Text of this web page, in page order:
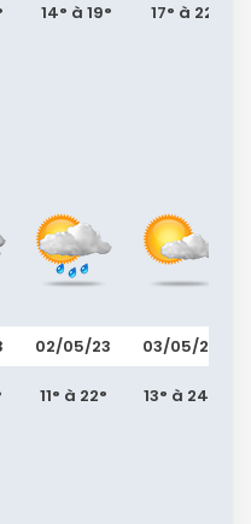
14° à 19° 17° à 22°
02/05/23
11° à 22°
03/05/23
13° à 24°
Apple
par mail